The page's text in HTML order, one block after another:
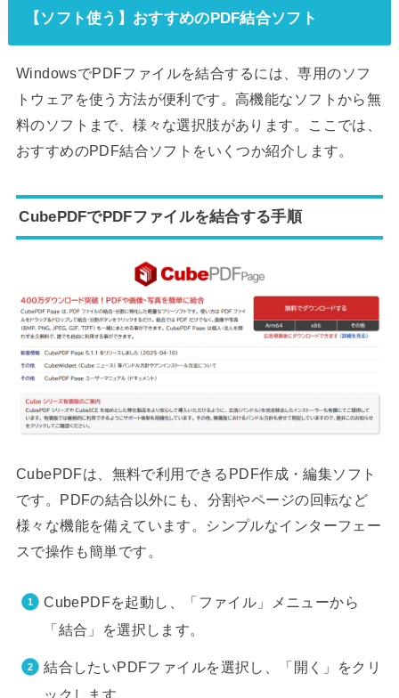
【ソフト使う】おすすめのPDF結合ソフト
WindowsでPDFファイルを結合するには、専用のソフ
トウェアを使う方法が便利です。高機能なソフトから無
料のソフトまで、様々な選択肢があります。ここでは、
おすすめのPDF結合ソフトをいくつか紹介します。
CubePDFでPDFファイルを結合する手順
CubePDFは、無料で利用できるPDF作成・編集ソフト
です。PDFの結合以外にも、分割やページの回転など
様々な機能を備えています。シンプルなインターフェー
スで操作も簡単です。
CubePDFを起動し、「ファイル」メニューから
「結合」を選択します。
結合したいPDFファイルを選択し、「開く」をクリ
ックします。